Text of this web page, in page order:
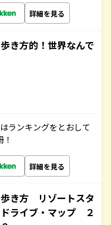
詳細を見る
き方的！世界なんで
ランキングをとおして
詳細を見る
き方 リゾートスタ
ライブ・マップ ２